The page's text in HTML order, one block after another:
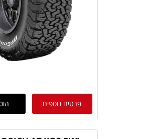
פרטים נוספים